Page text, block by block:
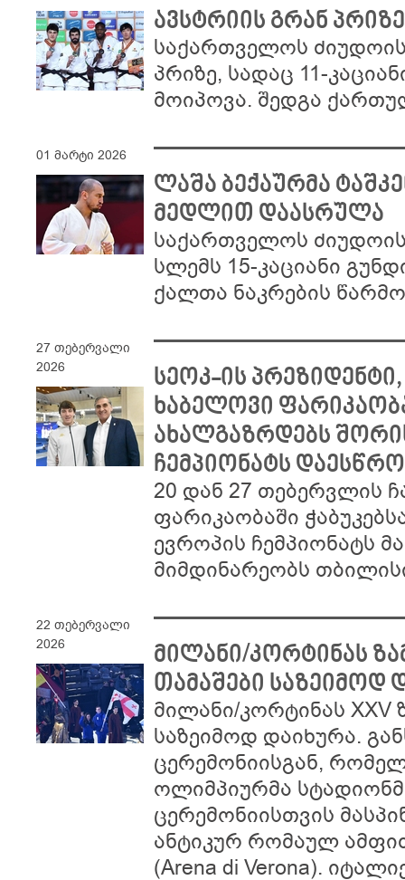
ავსტრიის გრან
საქართველოს
პრიზე, სადაც 11-
მოიპოვა. შედგა
01 მარტი 2026
ლაშა ბექაურმა
მედლით დაასრულა
საქართველოს
სლემს 15-კაციანი
ქალთა ნაკრების
27 თებერვალი
2026
სეოკ-ის
ხაბელოვი
ახალგაზრდებს
ჩემპიონატს დაესწრო
20 დან 27 თებერვლის
ფარიკაობაში
ევროპის ჩემპიონატს
მიმდინარეობს
22 თებერვალი
2026
მილანი/კორტინას
თამაშები საზეიმოდ
მილანი/კორტინას XXV
საზეიმოდ დაიხურა.
ცერემონიისგან,
ოლიმპიურმა
ცერემონიისთვის
ანტიკურ რომაულ
(Arena di Verona).